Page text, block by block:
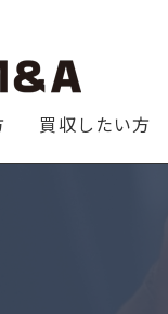
買収したい方